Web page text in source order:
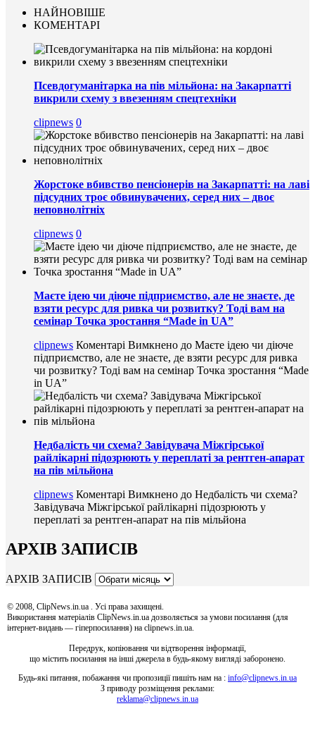
НАЙНОВІШЕ
КОМЕНТАРІ
Псевдогуманітарка на пів мільйона: на Закарпатті
викрили схему з ввезенням спецтехніки
clipnews 0
Жорстоке вбивство пенсіонерів на Закарпатті: на лаві
підсудних троє обвинувачених, серед них – двоє
неповнолітніх
clipnews 0
Маєте ідею чи діюче підприємство, але не знаєте, де
взяти ресурс для ривка чи розвитку? Тоді вам на
семінар Точка зростання “Made in UA”
clipnews Коментарі Вимкнено до Маєте ідею чи діюче
підприємство, але не знаєте, де взяти ресурс для ривка
чи розвитку? Тоді вам на семінар Точка зростання “Made
in UA”
Недбалість чи схема? Завідувача Міжгірської
райлікарні підозрюють у переплаті за рентген-апарат
на пів мільйона
clipnews Коментарі Вимкнено до Недбалість чи схема?
Завідувача Міжгірської райлікарні підозрюють у
переплаті за рентген-апарат на пів мільйона
АРХІВ ЗАПИСІВ
АРХІВ ЗАПИСІВ
© 2008, ClipNews.in.ua . Усі права захищені.
Використання матеріалів ClipNews.in.ua дозволяється за умови посилання (для
інтернет-видань — гіперпосилання) на clipnews.in.ua.
Передрук, копіювання чи відтворення інформації,
що містить посилання на інші джерела в будь-якому вигляді заборонено.
Будь-які питання, побажання чи пропозиції пишіть нам на : info@clipnews.in.ua
З приводу розміщення реклами:
reklama@clipnews.in.ua